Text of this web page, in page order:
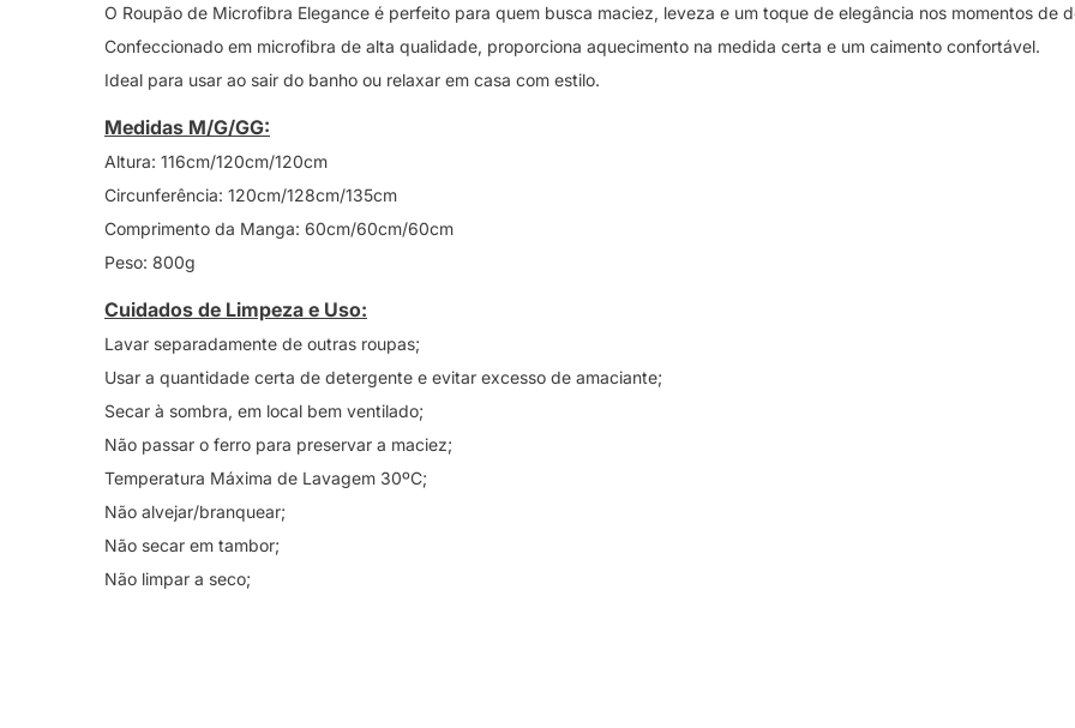
O Roupão de Microfibra Elegance é perfeito para quem busca maciez, leveza e um toque de elegância nos momentos de
Confeccionado em microfibra de alta qualidade, proporciona aquecimento na medida certa e um caimento confortável.
Ideal para usar ao sair do banho ou relaxar em casa com estilo.
Medidas M/G/GG:
Altura: 116cm/120cm/120cm
Circunferência: 120cm/128cm/135cm
Comprimento da Manga: 60cm/60cm/60cm
Peso: 800g
Cuidados de Limpeza e Uso:
Lavar separadamente de outras roupas;
Usar a quantidade certa de detergente e evitar excesso de amaciante;
Secar à sombra, em local bem ventilado;
Não passar o ferro para preservar a maciez;
Temperatura Máxima de Lavagem 30ºC;
Não alvejar/branquear;
Não secar em tambor;
Não limpar a seco;